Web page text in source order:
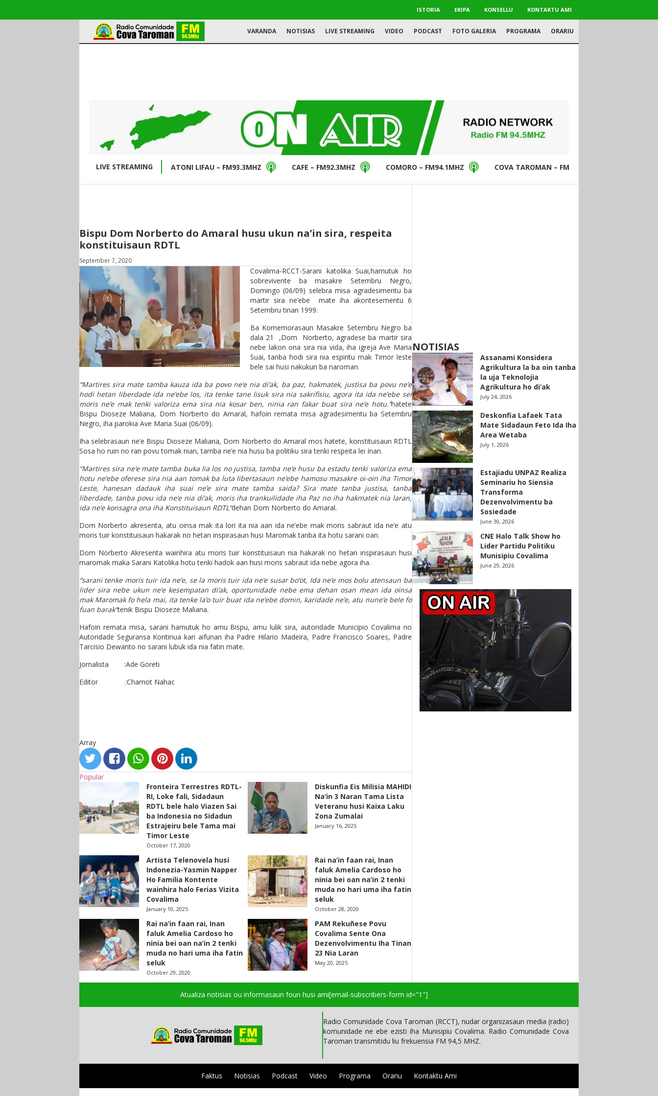
ISTORIA EKIPA KONSELLU KONTAKTU AMI
VARANDA NOTISIAS LIVE STREAMING VIDEO PODCAST FOTO GALERIA PROGRAMA ORARIU
LIVE STREAMING ATONI LIFAU – FM93.3MHZ CAFE – FM92.3MHZ COMORO – FM94.1MHZ COVA TAROMAN – FM94.5MHZ
Bispu Dom Norberto do Amaral husu ukun na’in sira, respeita
konstituisaun RDTL
September 7, 2020
Covalima-RCCT-Sarani katolika Suai,hamutuk ho
sobrevivente ba masakre Setembru Negro,
Domingo (06/09) selebra misa agradesimentu ba
martir sira ne’ebe mate iha akontesementu 6
Setembru tinan 1999.
Ba Komemorasaun Masakre Setembru Negro ba
dala 21 ,Dom Norberto, agradese ba martir sira
nebe lakon ona sira nia vida, iha igreja Ave Maria
Suai, tanba hodi sira nia espiritu mak Timor leste
bele sai husi nakukun ba naroman.
“Martires sira mate tamba kauza ida ba povo ne’e nia di’ak, ba paz, hakmatek, justisa ba povu ne’e
hodi hetan liberdade ida ne’ebe los, ita tenke tane lisuk sira nia sakrifisiu, agora ita ida ne’ebe sei
moris ne’e mak tenki valoriza ema sira nia kosar ben, ninia ran fakar buat sira ne’e hotu.”hatete
Bispu Dioseze Maliana, Dom Norberto do Amaral, hafoin remata misa agradesimentu ba Setembru
Negro, iha parokia Ave Maria Suai (06/09).
Iha selebrasaun ne’e Bispu Dioseze Maliana, Dom Norberto do Amaral mos hatete, konstituisaun RDTL
Sosa ho ruin no ran povu tomak nian, tamba ne’e nia husu ba politiku sira tenki respeita lei Inan.
“Martires sira ne’e mate tamba buka lia los no justisa, tamba ne’e husu ba estadu tenki valoriza ema
hotu ne’ebe oferese sira nia aan tomak ba luta libertasaun ne’ebe hamosu masakre oi-oin iha Timor
Leste, hanesan dadauk iha suai ne’e sira mate tamba saida? Sira mate tanba justisa, tanba
liberdade, tanba povu ida ne’e nia di’ak, moris iha trankuilidade iha Paz no iha hakmatek nia laran,
ida ne’e konsagra ona iha Konstituisaun RDTL”dehan Dom Norberto do Amaral.
Dom Norberto akresenta, atu oinsa mak ita lori ita nia aan ida ne’ebe mak moris sabraut ida ne’e atu
moris tuir konstituisaun hakarak no hetan inspirasaun husi Maromak tanba ita hotu sarani oan.
Dom Norberto Akresenta wainhira atu moris tuir konstituisaun nia hakarak no hetan inspirasaun husi
maromak maka Sarani Katolika hotu tenki hadok aan husi moris sabraut ida nebe agora iha.
“sarani tenke moris tuir ida ne’e, se la moris tuir ida ne’e susar bo’ot, Ida ne’e mos bolu atensaun ba
lider sira nebe ukun ne’e kesempatan di’ak, oportunidade nebe ema dehan osan mean ida oinsa
mak Maromak fo hela mai, ita tenke la’o tuir buat ida ne’ebe domin, karidade ne’e, atu nune’e bele fo
fuan barak”tenik Bispu Dioseze Maliana.
Hafoin remata misa, sarani hamutuk ho amu Bispu, amu lulik sira, autoridade Municipio Covalima no
Autoridade Seguransa Kontinua kari aifunan iha Padre Hilario Madeira, Padre Francisco Soares, Padre
Tarcisio Dewanto no sarani lubuk ida nia fatin mate.
Jornalista :Ade Goreti
Editor :Chamot Nahac
Array
Popular
Fronteira Terrestres RDTL-
RI, Loke fali, Sidadaun
RDTL bele halo Viazen Sai
ba Indonesia no Sidadun
Estrajeiru bele Tama mai
Timor Leste
October 17, 2020
Diskunfia Eis Milisia MAHIDI
Na’in 3 Naran Tama Lista
Veteranu husi Kaixa Laku
Zona Zumalai
January 16, 2025
Artista Telenovela husi
Indonezia-Yasmin Napper
Ho Familia Kontente
wainhira halo Ferias Vizita
Covalima
January 10, 2025
Rai na’in faan rai, Inan
faluk Amelia Cardoso ho
ninia bei oan na’in 2 tenki
muda no hari uma iha fatin
seluk
October 28, 2020
Rai na’in faan rai, Inan
faluk Amelia Cardoso ho
ninia bei oan na’in 2 tenki
muda no hari uma iha fatin
seluk
October 29, 2020
PAM Rekuñese Povu
Covalima Sente Ona
Dezenvolvimentu Iha Tinan
23 Nia Laran
May 20, 2025
NOTISIAS
Assanami Konsidera
Agrikultura la ba oin tanba
la uja Teknolojia
Agrikultura ho di’ak
July 24, 2026
Deskonfia Lafaek Tata
Mate Sidadaun Feto Ida Iha
Area Wetaba
July 1, 2026
Estajiadu UNPAZ Realiza
Seminariu ho Siensia
Transforma
Dezenvolvimentu ba
Sosiedade
June 30, 2026
CNE Halo Talk Show ho
Lider Partidu Politiku
Munisipiu Covalima
June 29, 2026
Atualiza notisias ou informasaun foun husi ami[email-subscribers-form id="1"]
Radio Comunidade Cova Taroman (RCCT), nudar organizasaun media (radio)
komunidade ne ebe ezisti iha Munisipiu Covalima. Radio Comunidade Cova
Taroman transmitidu liu frekuensia FM 94,5 MHZ.
Faktus Notisias Podcast Video Programa Orariu Kontaktu Ami